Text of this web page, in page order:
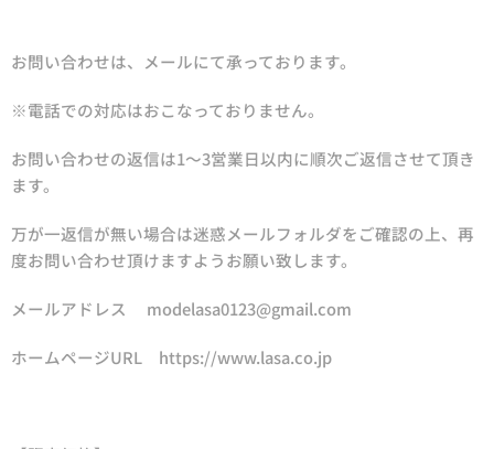
お問い合わせは、メールにて承っております。
※電話での対応はおこなっておりません。
お問い合わせの返信は1～3営業日以内に順次ご返信させて頂き
ます。
万が一返信が無い場合は迷惑メールフォルダをご確認の上、再
度お問い合わせ頂けますようお願い致します。
メールアドレス modelasa0123@gmail.com
ホームページURL https://www.lasa.co.jp